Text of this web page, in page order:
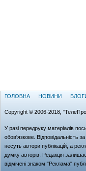
ГОЛОВНА НОВИНИ
Copyright © 2006-2018,
У разі передруку матеріалів
обов'язкове. Відповідальність
несуть автори публікацій, а
думку авторів. Редакція
відмічені знаком "Реклама"